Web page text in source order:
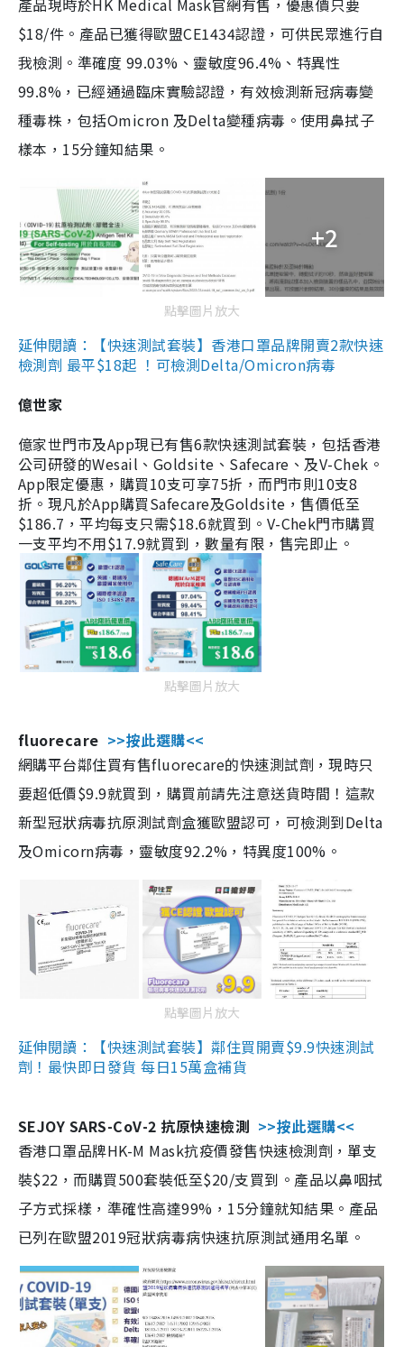
產品現時於HK Medical Mask官網有售，優惠價只要
$18/件。產品已獲得歐盟CE1434認證，可供民眾進行自
我檢測。準確度 99.03%、靈敏度96.4%、特異性
99.8%，已經通過臨床實驗認證，有效檢測新冠病毒變
種毒株，包括Omicron 及Delta變種病毒。使用鼻拭子
樣本，15分鐘知結果。
+2
點擊圖片放大
延伸閱讀：【快速測試套裝】香港口罩品牌開賣2款快速
檢測劑 最平$18起 ！可檢測Delta/Omicron病毒
億世家
億家世門市及App現已有售6款快速測試套裝，包括香港
公司研發的Wesail、Goldsite、Safecare、及V-Chek。
App限定優惠，購買10支可享75折，而門市則10支8
折。現凡於App購買Safecare及Goldsite，售價低至
$186.7，平均每支只需$18.6就買到。V-Chek門市購買
一支平均不用$17.9就買到，數量有限，售完即止。
點擊圖片放大
fluorecare >>按此選購<<
網購平台鄰住買有售fluorecare的快速測試劑，現時只
要超低價$9.9就買到，購買前請先注意送貨時間！這款
新型冠狀病毒抗原測試劑盒獲歐盟認可，可檢測到Delta
及Omicorn病毒，靈敏度92.2%，特異度100%。
點擊圖片放大
延伸閱讀：【快速測試套裝】鄰住買開賣$9.9快速測試
劑！最快即日發貨 每日15萬盒補貨
SEJOY SARS-CoV-2 抗原快速檢測 >>按此選購<<
香港口罩品牌HK-M Mask抗疫價發售快速檢測劑，單支
裝$22，而購買500套裝低至$20/支買到。產品以鼻咽拭
子方式採樣，準確性高達99%，15分鐘就知結果。產品
已列在歐盟2019冠狀病毒病快速抗原測試通用名單。